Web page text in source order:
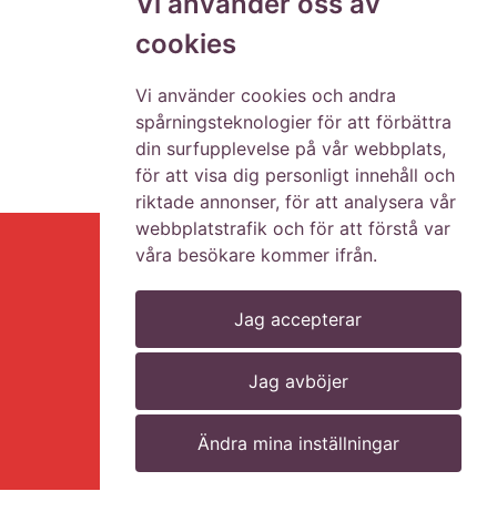
cookies
Vi använder cookies och andra
spårningsteknologier för att förbättra
din surfupplevelse på vår webbplats,
för att visa dig personligt innehåll och
riktade annonser, för att analysera vår
webbplatstrafik och för att förstå var
våra besökare kommer ifrån.
Jag accepterar
Jag avböjer
Ändra mina inställningar
Hem
Lediga jobb
Kontakt